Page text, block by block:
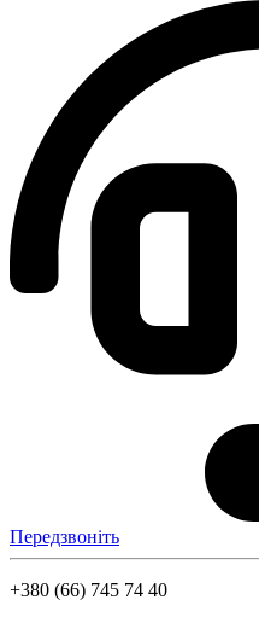
Передзвоніть
+380 (66) 745 74 40